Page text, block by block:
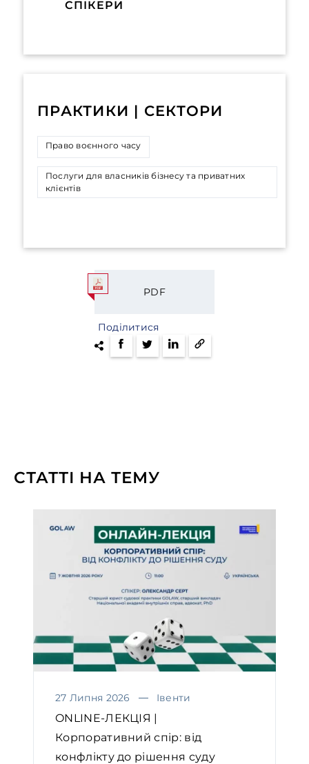
СПІКЕРИ
ПРАКТИКИ | СЕКТОРИ
Право воєнного часу
Послуги для власників бізнесу та приватних
клієнтів
PDF
Поділитися
СТАТТІ НА ТЕМУ
27 Липня 2026 Івенти
ONLINE-ЛЕКЦІЯ |
Корпоративний спір: від
конфлікту до рішення суду